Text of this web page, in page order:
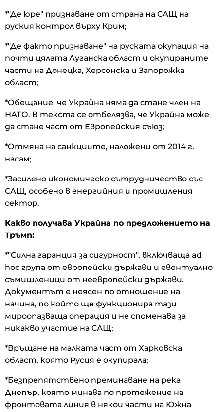
*"Де юре" признаване от страна на САЩ на
руския контрол върху Крим;
*"Де факто признаване" на руската окупация на
почти цялата Луганска област и окупираните
части на Донецка, Херсонска и Запорожка
област;
*Обещание, че Украйна няма да стане член на
НАТО. В текста се отбелязва, че Украйна може
да стане част от Европейския съюз;
*Отмяна на санкциите, наложени от 2014 г.
насам;
*Засилено икономическо сътрудничество със
САЩ, особено в енергийния и промишления
сектор.
Какво получава Украйна по предложението на
Тръмп:
*"Силна гаранция за сигурност", включваща ad
hoc група от европейски държави и евентуално
съмишленици от неевропейски държави.
Документът е неясен по отношение на
начина, по който ще функционира тази
мироопазваща операция и не споменава за
никакво участие на САЩ;
*Връщане на малката част от Харковска
област, която Русия е окупирала;
*Безпрепятствено преминаване на река
Днепър, която минава по протежение на
фронтовата линия в някои части на Южна